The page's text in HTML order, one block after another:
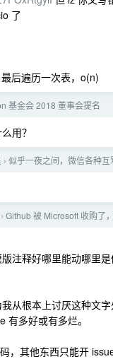
了
后遍历一次表，o(n)
基金会 2018 董事会提名
用？
› 似乎一夜之间，微信各种互
› Github 被 Microsoft 收购了
注释好哪里能动哪里
从根本上讨厌这种文
有多好或有多烂。
，其他东西只能开